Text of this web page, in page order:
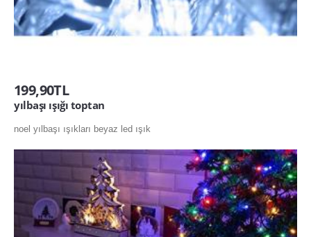
199,90TL
yılbaşı ışığı toptan
noel yılbaşı ışıkları beyaz led ışık